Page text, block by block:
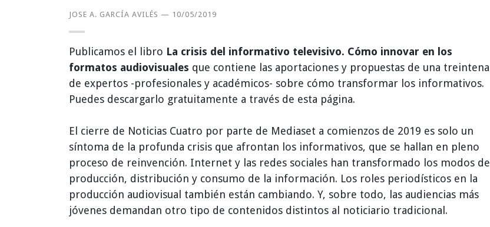
JOSE A. GARCÍA AVILÉS — 10/05/2019
Publicamos el libro La crisis del informativo televisivo. Cómo innovar en los
formatos audiovisuales que contiene las aportaciones y propuestas de una treintena
de expertos -profesionales y académicos- sobre cómo transformar los informativos.
Puedes descargarlo gratuitamente a través de esta página.
El cierre de Noticias Cuatro por parte de Mediaset a comienzos de 2019 es solo un
síntoma de la profunda crisis que afrontan los informativos, que se hallan en pleno
proceso de reinvención. Internet y las redes sociales han transformado los modos de
producción, distribución y consumo de la información. Los roles periodísticos en la
producción audiovisual también están cambiando. Y, sobre todo, las audiencias más
jóvenes demandan otro tipo de contenidos distintos al noticiario tradicional.